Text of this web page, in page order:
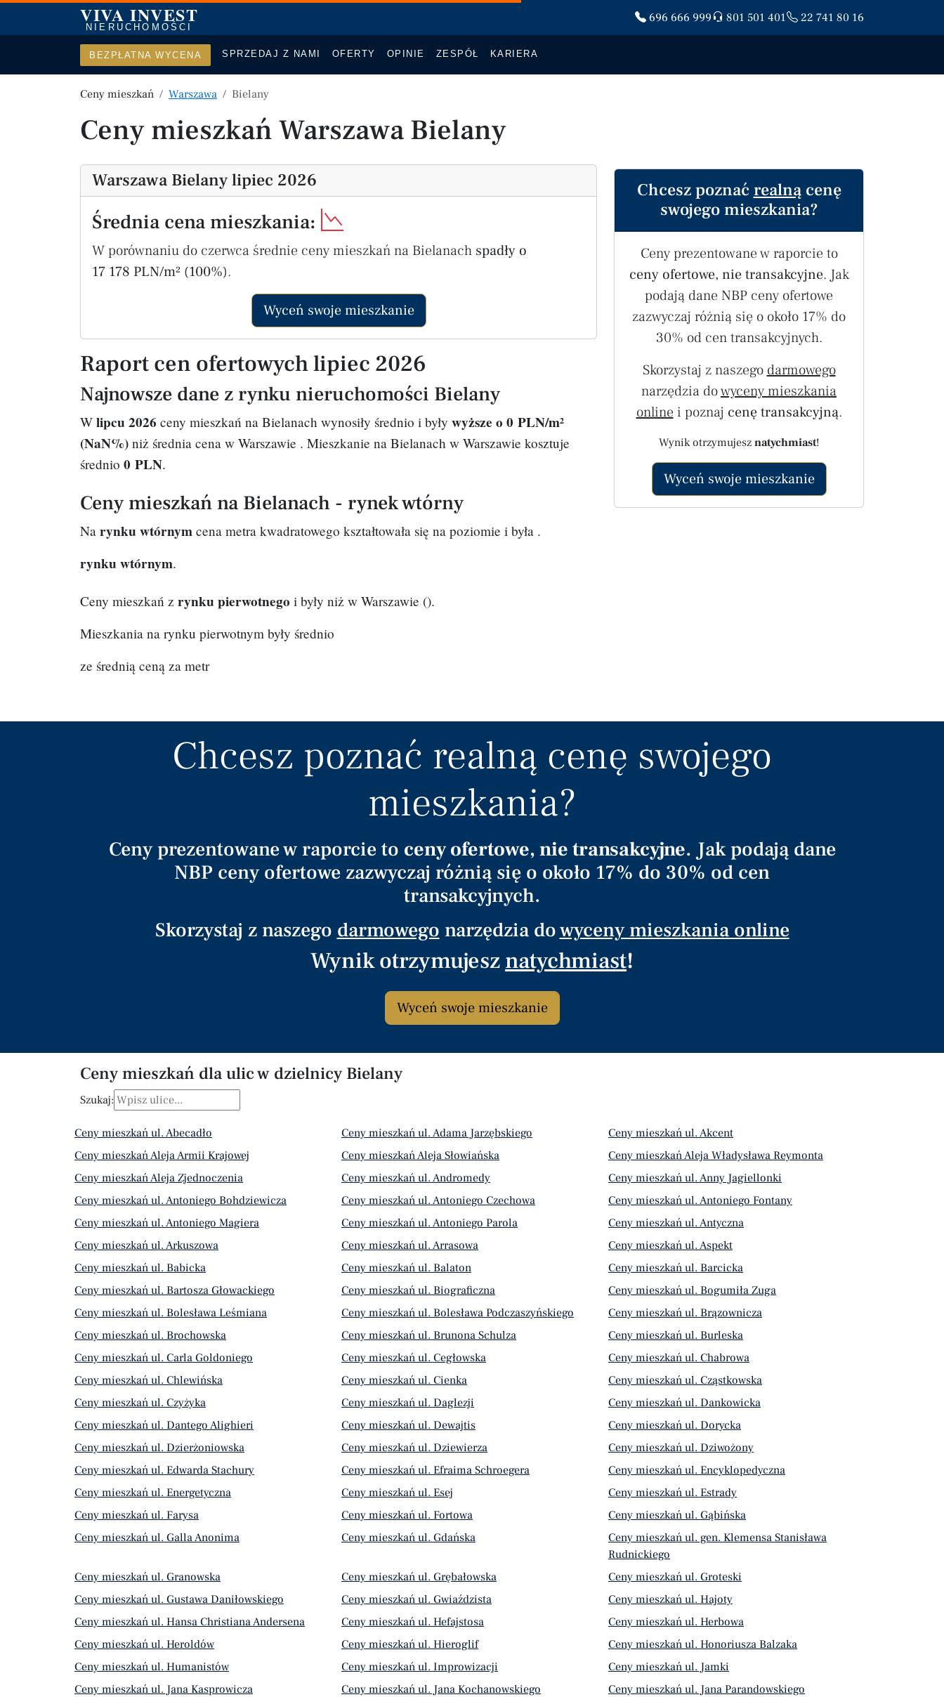
VIVA INVEST
NIERUCHOMOŚCI
696 666 999 801 501 401 22 741 80 16
BEZPŁATNA WYCENA SPRZEDAJ Z NAMI OFERTY OPINIE ZESPÓŁ KARIERA
Ceny mieszkań Warszawa Bielany
Ceny mieszkań Warszawa Bielany
Warszawa Bielany lipiec 2026
Średnia cena mieszkania:
W porównaniu do czerwca średnie ceny mieszkań na Bielanach spadły o
17 178 PLN/m² (100%).
Wyceń swoje mieszkanie
Raport cen ofertowych lipiec 2026
Najnowsze dane z rynku nieruchomości Bielany
W lipcu 2026 ceny mieszkań na Bielanach wynosiły średnio i były wyższe o 0 PLN/m²
(NaN%) niż średnia cena w Warszawie . Mieszkanie na Bielanach w Warszawie kosztuje
średnio 0 PLN.
Ceny mieszkań na Bielanach - rynek wtórny
Na rynku wtórnym cena metra kwadratowego kształtowała się na poziomie i była .
rynku wtórnym.
Ceny mieszkań z rynku pierwotnego i były niż w Warszawie ().
Mieszkania na rynku pierwotnym były średnio
ze średnią ceną za metr
Chcesz poznać realnącenę
swojego mieszkania?
Ceny prezentowane w raporcie to
ceny ofertowe, nie transakcyjne. Jak
podają dane NBP ceny ofertowe
zazwyczaj różnią się o około 17% do
30% od cen transakcyjnych.
Skorzystaj z naszego darmowego
narzędzia dowyceny mieszkania
online i poznaj cenę transakcyjną.
Wynik otrzymujesz natychmiast!
Wyceń swoje mieszkanie
Chcesz poznać realną cenę swojego
mieszkania?
Ceny prezentowane w raporcie to ceny ofertowe, nie transakcyjne. Jak podają dane
NBP ceny ofertowe zazwyczaj różnią się o około 17% do 30% od cen
transakcyjnych.
Skorzystaj z naszego darmowego narzędzia dowyceny mieszkania online
Wynik otrzymujesznatychmiast!
Wyceń swoje mieszkanie
Ceny mieszkań dla ulic w dzielnicy Bielany
Szukaj:
Ceny mieszkań ul. Abecadło Ceny mieszkań ul. Adama Jarzębskiego
Ceny mieszkań ul. Akcent
Ceny mieszkań Aleja Armii Krajowej
Ceny mieszkań Aleja Słowiańska
Ceny mieszkań Aleja Władysława Reymonta
Ceny mieszkań Aleja Zjednoczenia
Ceny mieszkań ul. Andromedy
Ceny mieszkań ul. Anny Jagiellonki
Ceny mieszkań ul. Antoniego Bohdziewicza
Ceny mieszkań ul. Antoniego Czechowa
Ceny mieszkań ul. Antoniego Fontany
Ceny mieszkań ul. Antoniego Magiera
Ceny mieszkań ul. Antoniego Parola
Ceny mieszkań ul. Antyczna
Ceny mieszkań ul. Arkuszowa
Ceny mieszkań ul. Arrasowa
Ceny mieszkań ul. Aspekt
Ceny mieszkań ul. Babicka
Ceny mieszkań ul. Balaton
Ceny mieszkań ul. Barcicka
Ceny mieszkań ul. Bartosza Głowackiego
Ceny mieszkań ul. Biograficzna
Ceny mieszkań ul. Bogumiła Zuga
Ceny mieszkań ul. Bolesława Leśmiana
Ceny mieszkań ul. Bolesława Podczaszyńskiego
Ceny mieszkań ul. Brązownicza
Ceny mieszkań ul. Brochowska
Ceny mieszkań ul. Brunona Schulza
Ceny mieszkań ul. Burleska
Ceny mieszkań ul. Carla Goldoniego
Ceny mieszkań ul. Cegłowska
Ceny mieszkań ul. Chabrowa
Ceny mieszkań ul. Chlewińska
Ceny mieszkań ul. Cienka
Ceny mieszkań ul. Cząstkowska
Ceny mieszkań ul. Czyżyka
Ceny mieszkań ul. Daglezji
Ceny mieszkań ul. Dankowicka
Ceny mieszkań ul. Dantego Alighieri
Ceny mieszkań ul. Dewajtis
Ceny mieszkań ul. Dorycka
Ceny mieszkań ul. Dzierżoniowska
Ceny mieszkań ul. Dziewierza
Ceny mieszkań ul. Dziwożony
Ceny mieszkań ul. Edwarda Stachury
Ceny mieszkań ul. Efraima Schroegera
Ceny mieszkań ul. Encyklopedyczna
Ceny mieszkań ul. Energetyczna
Ceny mieszkań ul. Esej
Ceny mieszkań ul. Estrady
Ceny mieszkań ul. Farysa
Ceny mieszkań ul. Fortowa
Ceny mieszkań ul. Gąbińska
Ceny mieszkań ul. Galla Anonima
Ceny mieszkań ul. Gdańska
Ceny mieszkań ul. gen. Klemensa Stanisława
Rudnickiego
Ceny mieszkań ul. Granowska
Ceny mieszkań ul. Grębałowska
Ceny mieszkań ul. Groteski
Ceny mieszkań ul. Gustawa Daniłowskiego
Ceny mieszkań ul. Gwiaździsta
Ceny mieszkań ul. Hajoty
Ceny mieszkań ul. Hansa Christiana Andersena
Ceny mieszkań ul. Hefajstosa
Ceny mieszkań ul. Herbowa
Ceny mieszkań ul. Heroldów
Ceny mieszkań ul. Hieroglif
Ceny mieszkań ul. Honoriusza Balzaka
Ceny mieszkań ul. Humanistów
Ceny mieszkań ul. Improwizacji
Ceny mieszkań ul. Jamki
Ceny mieszkań ul. Jana Kasprowicza
Ceny mieszkań ul. Jana Kochanowskiego
Ceny mieszkań ul. Jana Parandowskiego